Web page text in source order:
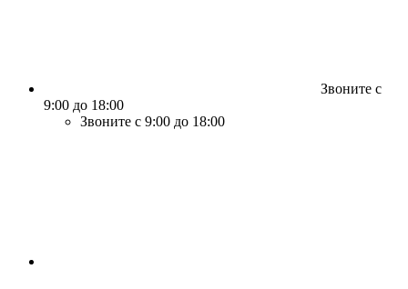
Звоните с
9:00 до 18:00
Звоните с 9:00 до 18:00